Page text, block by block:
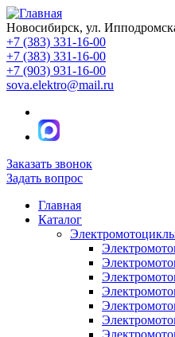
Новосибирск, ул.
+7 (383) 331-16-00
+7 (383) 331-16-00
+7 (903) 931-16-00
sova.elektro@mail.ru
Заказать звонок
Задать вопрос
Главная
Каталог